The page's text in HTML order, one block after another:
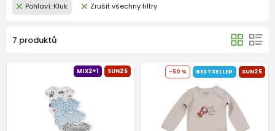
Pohlaví: Kluk Zrušit všechny filtry
7 produktů
MIX2+1 SUN25 -50% BESTSELLER SUN25